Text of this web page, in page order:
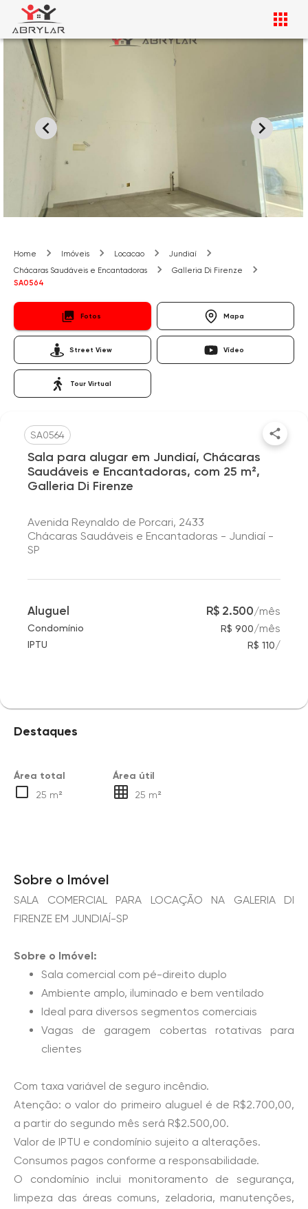
Home Imóveis Locacao
Jundiaí
Chácaras Saudáveis e Encantadoras
Galleria Di Firenze
SA0564
Fotos Mapa
Street View Vídeo
Tour Virtual
SA0564
Sala para alugar em Jundiaí, Chácaras
Saudáveis e Encantadoras, com 25 m²,
Galleria Di Firenze
Avenida Reynaldo de Porcari, 2433
Chácaras Saudáveis e Encantadoras - Jundiaí -
SP
Aluguel R$ 2.500/mês
Condomínio R$ 900/mês
IPTU R$ 110/
Destaques
Área total
25 m²
Área útil
25 m²
Sobre o Imóvel
SALA COMERCIAL PARA LOCAÇÃO NA GALERIA DI
FIRENZE EM JUNDIAÍ-SP
Sobre o Imóvel:
Sala comercial com pé-direito duplo
Ambiente amplo, iluminado e bem ventilado
Ideal para diversos segmentos comerciais
Vagas de garagem cobertas rotativas para
clientes
Com taxa variável de seguro incêndio.
Atenção: o valor do primeiro aluguel é de R$2.700,00,
a partir do segundo mês será R$2.500,00.
Valor de IPTU e condomínio sujeito a alterações.
Consumos pagos conforme a responsabilidade.
O condomínio inclui monitoramento de segurança,
limpeza das áreas comuns, zeladoria, manutenções,